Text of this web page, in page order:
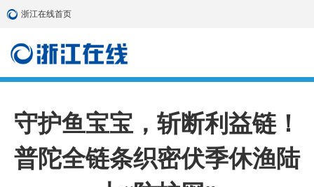
浙江在线首页
守护鱼宝宝，斩断利益链！
普陀全链条织密伏季休渔陆